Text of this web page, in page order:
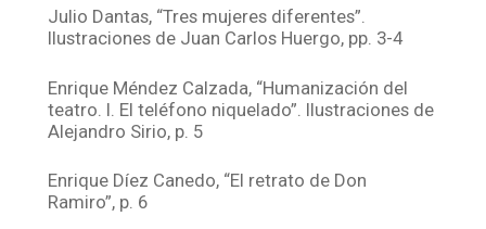
Julio Dantas, “Tres mujeres diferentes”.
Ilustraciones de Juan Carlos Huergo, pp. 3-4
Enrique Méndez Calzada, “Humanización del
teatro. I. El teléfono niquelado”. Ilustraciones de
Alejandro Sirio, p. 5
Enrique Díez Canedo, “El retrato de Don
Ramiro”, p. 6